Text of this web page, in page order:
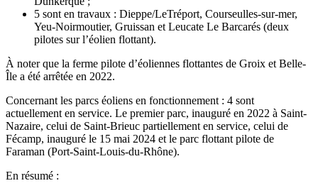
5 sont en travaux : Dieppe/LeTréport, Courseulles-sur-mer,
Yeu-Noirmoutier, Gruissan et Leucate Le Barcarés (deux
pilotes sur l’éolien flottant).
À noter que la ferme pilote d’éoliennes flottantes de Groix et Belle-
Île a été arrêtée en 2022.
Concernant les parcs éoliens en fonctionnement : 4 sont
actuellement en service. Le premier parc, inauguré en 2022 à Saint-
Nazaire, celui de Saint-Brieuc partiellement en service, celui de
Fécamp, inauguré le 15 mai 2024 et le parc flottant pilote de
Faraman (Port-Saint-Louis-du-Rhône).
En résumé :